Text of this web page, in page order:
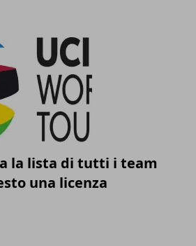
la lista di tutti i team
una licenza